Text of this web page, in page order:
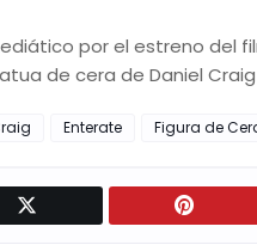
por el estreno del
de cera de Daniel
Enterate Figura de